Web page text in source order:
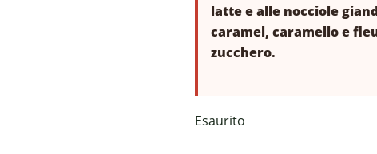
latte e alle nocciole
caramel, caramello e
zucchero.
Esaurito